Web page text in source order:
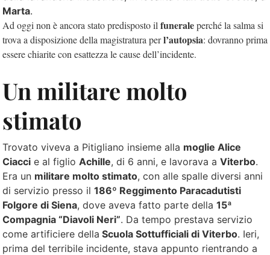
Marta.
Ad oggi non è ancora stato predisposto il funeraleperché la salma si
trova a disposizione della magistratura perl’autopsia: dovranno prima
essere chiarite con esattezza le cause dell’incidente.
Un militare molto
stimato
Trovato viveva a Pitigliano insieme alla moglie Alice
Ciacci e al figlio Achille, di 6 anni, e lavorava a Viterbo.
Era un militare molto stimato, con alle spalle diversi anni
di servizio presso il 186º Reggimento Paracadutisti
Folgore di Siena, dove aveva fatto parte della 15ª
Compagnia “Diavoli Neri”. Da tempo prestava servizio
come artificiere della Scuola Sottufficiali di Viterbo. Ieri,
prima del terribile incidente, stava appunto rientrando a